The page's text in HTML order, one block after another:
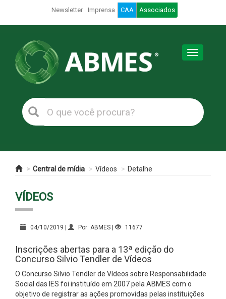
Newsletter Imprensa CAA Associados
Toggle
Central de mídia Vídeos Detalhe
VÍDEOS
04/10/2019 | Por: ABMES | 11677
Inscrições abertas para a 13ª edição do
Concurso Silvio Tendler de Vídeos
O Concurso Silvio Tendler de Vídeos sobre Responsabilidade
Social das IES foi instituído em 2007 pela ABMES com o
objetivo de registrar as ações promovidas pelas instituições